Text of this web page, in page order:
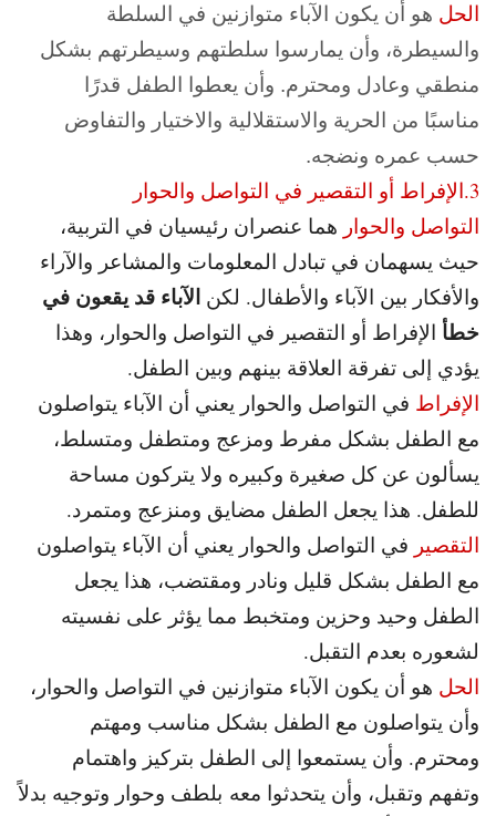
الحل هو أن يكون الآباء متوازنين في السلطة
والسيطرة، وأن يمارسوا سلطتهم وسيطرتهم بشكل
منطقي وعادل ومحترم. وأن يعطوا الطفل قدرًا
مناسبًا من الحرية والاستقلالية والاختيار والتفاوض
حسب عمره ونضجه.
3.الإفراط أو التقصير في التواصل والحوار
التواصل والحوار هما عنصران رئيسيان في التربية،
حيث يسهمان في تبادل المعلومات والمشاعر والآراء
والأفكار بين الآباء والأطفال. لكن الآباء قد يقعون في
خطأ الإفراط أو التقصير في التواصل والحوار، وهذا
يؤدي إلى تفرقة العلاقة بينهم وبين الطفل.
الإفراط في التواصل والحوار يعني أن الآباء يتواصلون
مع الطفل بشكل مفرط ومزعج ومتطفل ومتسلط،
يسألون عن كل صغيرة وكبيره ولا يتركون مساحة
للطفل. هذا يجعل الطفل مضايق ومنزعج ومتمرد.
التقصير في التواصل والحوار يعني أن الآباء يتواصلون
مع الطفل بشكل قليل ونادر ومقتضب، هذا يجعل
الطفل وحيد وحزين ومتخبط مما يؤثر على نفسيته
لشعوره بعدم التقبل.
الحل هو أن يكون الآباء متوازنين في التواصل والحوار،
وأن يتواصلون مع الطفل بشكل مناسب ومهتم
ومحترم. وأن يستمعوا إلى الطفل بتركيز واهتمام
وتفهم وتقبل، وأن يتحدثوا معه بلطف وحوار وتوجيه بدلاً